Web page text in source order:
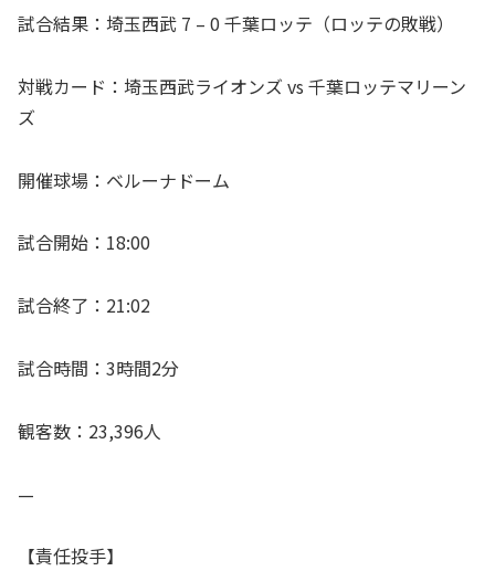
試合結果：埼玉西武 7 – 0 千葉ロッテ（ロッテの敗戦）
対戦カード：埼玉西武ライオンズ vs 千葉ロッテマリーン
ズ
開催球場：ベルーナドーム
試合開始：18:00
試合終了：21:02
試合時間：3時間2分
観客数：23,396人
—
【責任投手】